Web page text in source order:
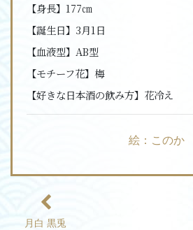
【身長】 177㎝
【誕生日】 3月1日
【血液型】 AB型
【モチーフ花】 梅
【好きな日本酒の飲み方】 花冷え
絵：このか
月白 黒兎